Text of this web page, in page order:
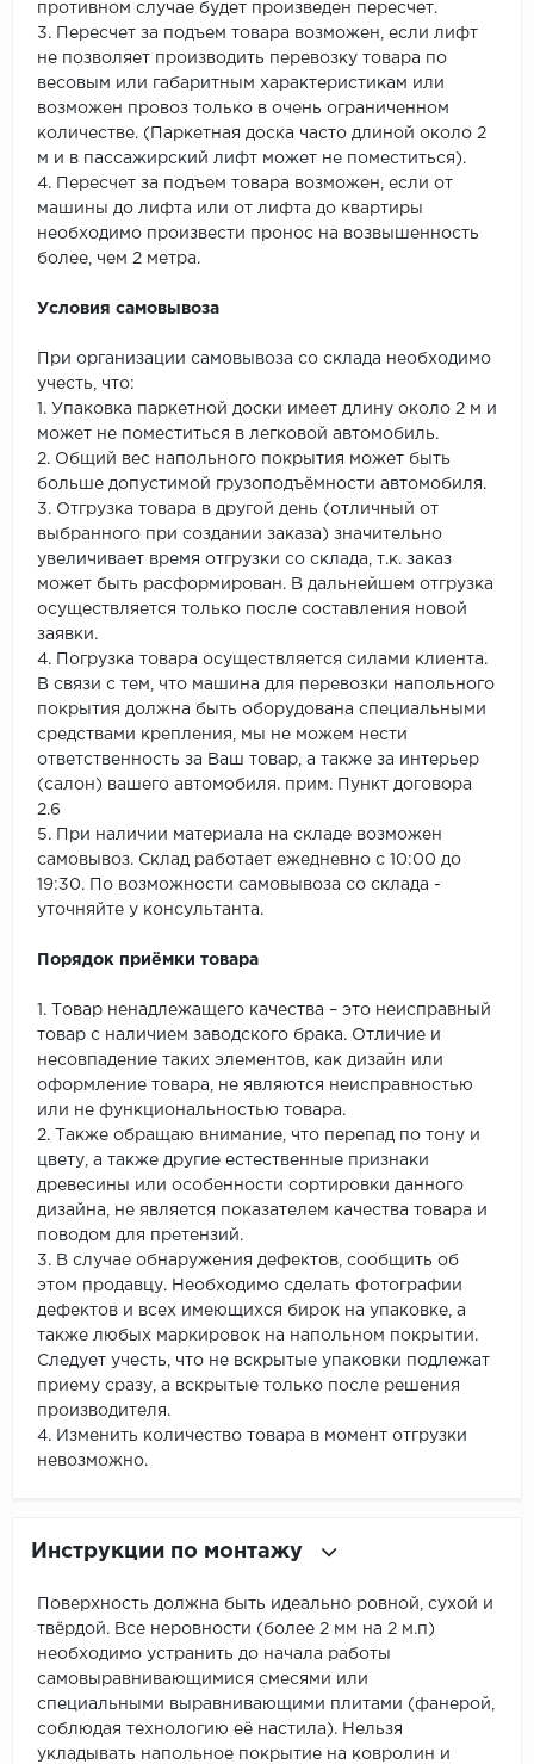
противном случае будет произведен пересчет.
3. Пересчет за подъем товара возможен, если лифт
не позволяет производить перевозку товара по
весовым или габаритным характеристикам или
возможен провоз только в очень ограниченном
количестве. (Паркетная доска часто длиной около 2
м и в пассажирский лифт может не поместиться).
4. Пересчет за подъем товара возможен, если от
машины до лифта или от лифта до квартиры
необходимо произвести пронос на возвышенность
более, чем 2 метра.
Условия самовывоза
При организации самовывоза со склада необходимо
учесть, что:
1. Упаковка паркетной доски имеет длину около 2 м и
может не поместиться в легковой автомобиль.
2. Общий вес напольного покрытия может быть
больше допустимой грузоподъёмности автомобиля.
3. Отгрузка товара в другой день (отличный от
выбранного при создании заказа) значительно
увеличивает время отгрузки со склада, т.к. заказ
может быть расформирован. В дальнейшем отгрузка
осуществляется только после составления новой
заявки.
4. Погрузка товара осуществляется силами клиента.
В связи с тем, что машина для перевозки напольного
покрытия должна быть оборудована специальными
средствами крепления, мы не можем нести
ответственность за Ваш товар, а также за интерьер
(салон) вашего автомобиля. прим. Пункт договора
2.6
5. При наличии материала на складе возможен
самовывоз. Склад работает ежедневно с 10:00 до
19:30. По возможности самовывоза со склада -
уточняйте у консультанта.
Порядок приёмки товара
1. Товар ненадлежащего качества – это неисправный
товар с наличием заводского брака. Отличие и
несовпадение таких элементов, как дизайн или
оформление товара, не являются неисправностью
или не функциональностью товара.
2. Также обращаю внимание, что перепад по тону и
цвету, а также другие естественные признаки
древесины или особенности сортировки данного
дизайна, не является показателем качества товара и
поводом для претензий.
3. В случае обнаружения дефектов, сообщить об
этом продавцу. Необходимо сделать фотографии
дефектов и всех имеющихся бирок на упаковке, а
также любых маркировок на напольном покрытии.
Следует учесть, что не вскрытые упаковки подлежат
приему сразу, а вскрытые только после решения
производителя.
4. Изменить количество товара в момент отгрузки
невозможно.
Инструкции по монтажу
Поверхность должна быть идеально ровной, сухой и
твёрдой. Все неровности (более 2 мм на 2 м.п)
необходимо устранить до начала работы
самовыравнивающимися смесями или
специальными выравнивающими плитами (фанерой,
соблюдая технологию её настила). Нельзя
укладывать напольное покрытие на ковролин и